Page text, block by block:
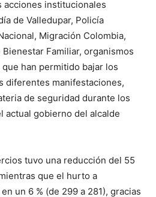
institucionales
de Valledupar, Policía
Migración Colombia,
Familiar, organismos
han permitido bajar los
diferentes manifestaciones,
de seguridad durante los
actual gobierno del alcalde
tuvo una reducción del 55
que el hurto a
un 6 % (de 299 a 281), gracias